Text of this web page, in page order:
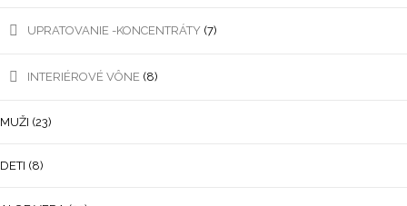
UPRATOVANIE -KONCENTRÁTY (7)
INTERIÉROVÉ VÔNE (8)
MUŽI (23)
DETI (8)